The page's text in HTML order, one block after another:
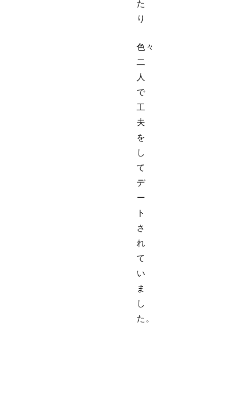
た
り
色々
二
人
で
工
夫
を
し
て
デ
ー
ト
さ
れ
て
い
ま
し
た。